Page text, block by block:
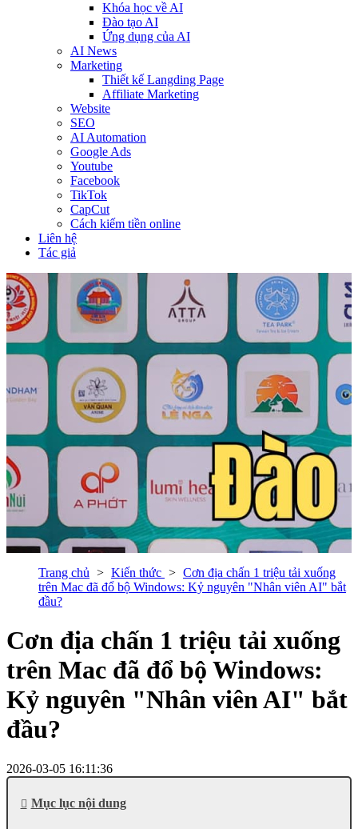
Khóa học về AI
Đào tạo AI
Ứng dụng của AI
AI News
Marketing
Thiết kế Langding Page
Affiliate Marketing
Website
SEO
AI Automation
Google Ads
Youtube
Facebook
TikTok
CapCut
Cách kiếm tiền online
Liên hệ
Tác giả
Trang chủ Kiến thức
Cơn địa chấn 1 triệu tải xuống
trên Mac đã đổ bộ Windows: Kỷ nguyên "Nhân viên AI" bắt
đầu?
Cơn địa chấn 1 triệu tải xuống
trên Mac đã đổ bộ Windows:
Kỷ nguyên "Nhân viên AI" bắt
đầu?
2026-03-05 16:11:36
Mục lục nội dung